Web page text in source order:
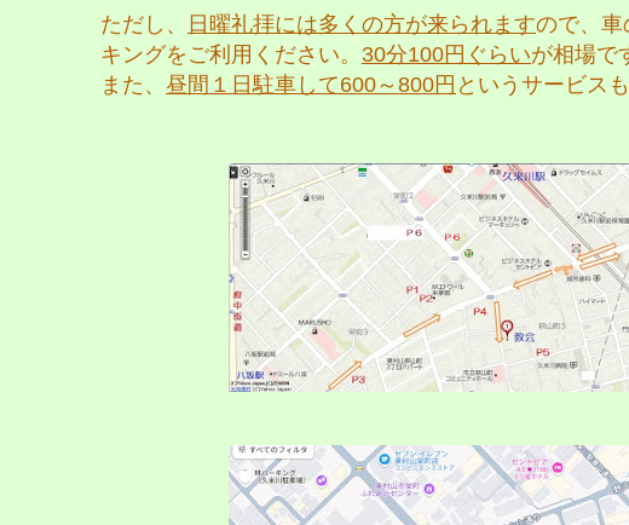
ただし、 日曜礼拝には多くの方が来られますので、車
キングをご利用ください。 30分100円ぐらいが相場で
また、 昼間１日駐車して600～800円 というサービス